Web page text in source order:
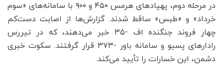
در مرحله دوم، پهپادهای هرمس ۴۵۰ و ۹۰۰ با سامانه‌های «سوم
خرداد» و «طبس» ساقط شدند. گزارش‌ها از اصابت دست‌کم
چهار فروند جنگنده اف -۳۵ خبر می‌دهند، که در تیررس
رادارهای پسیو و سامانه باور -۳۷۳ قرار گرفتند. سکوت خبری
دشمن، این خسارات را تأیید می‌کند.